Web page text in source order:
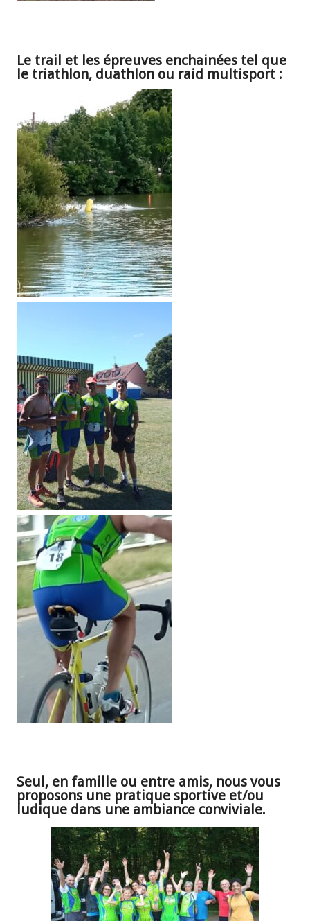
Le trail et les épreuves enchainées tel que
le triathlon, duathlon ou raid multisport :
Seul, en famille ou entre amis, nous vous
proposons une pratique sportive et/ou
ludique dans une ambiance conviviale.